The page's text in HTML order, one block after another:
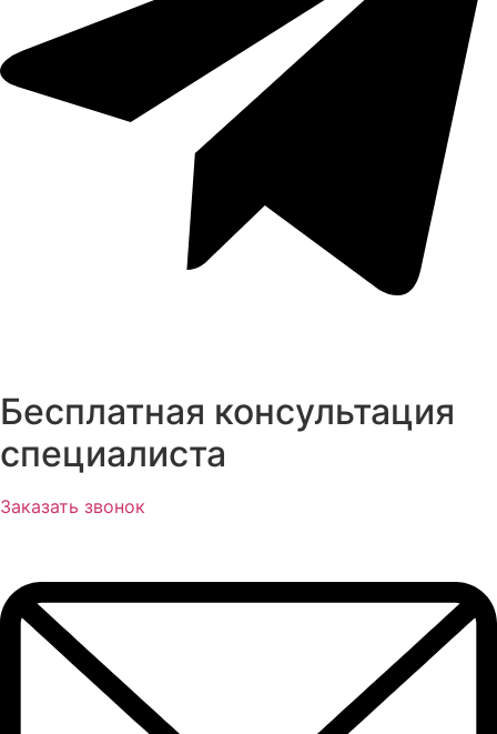
Бесплатная консультация
специалиста
Заказать звонок